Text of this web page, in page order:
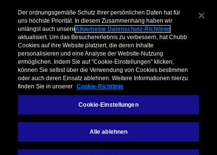
Unternehmen​
Menu
Makler Privatkunden & Partner​ Kooperationen
Inbetriebnahme
einer neue Anlage
Der ordnungsgemäße Schutz Ihrer persönlichen Daten hat für
uns höchste Priorität. In diesem Zusammenhang haben wir
unlängst auch unsereAllgemeine Datenschutz-Richtlinie
aktualisiert. Um das Besuchererlebnis zu verbessern, hat Chubb
Cookies auf ihre Website platziert, die deren Inhalte
personalisieren und eine Analyse der Website-Nutzung
ermöglichen. Indem Sie auf "Cookie-Einstellungen” klicken,
können Sie selbst über die Verwendung von Cookies bestimmen
oder auch deren Einsatz ablehnen. Weitere Informationen hierzu
finden Sie in unserer Cookie-Richtlinie
Cookie-Einstellungen
Alle ablehnen